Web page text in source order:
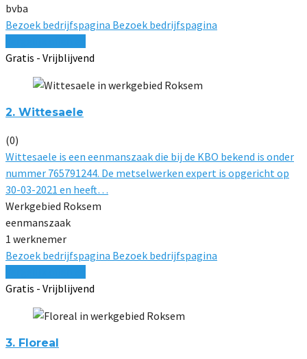
bvba
Bezoek bedrijfspagina Bezoek bedrijfspagina
Gratis - Vrijblijvend
2. Wittesaele
(0)
Wittesaele is een eenmanszaak die bij de KBO bekend is onder
nummer 765791244. De metselwerken expert is opgericht op
30-03-2021 en heeft…
Werkgebied Roksem
eenmanszaak
1 werknemer
Bezoek bedrijfspagina Bezoek bedrijfspagina
Gratis - Vrijblijvend
3. Floreal